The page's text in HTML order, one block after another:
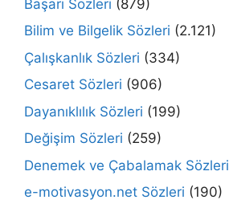
Başarı Sözleri (879)
Bilim ve Bilgelik Sözleri (2.121)
Çalışkanlık Sözleri (334)
Cesaret Sözleri (906)
Dayanıklılık Sözleri (199)
Değişim Sözleri (259)
Denemek ve Çabalamak Sözleri
e-motivasyon.net Sözleri (190)